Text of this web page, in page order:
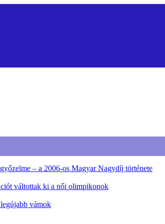
– a 2006-os Magyar Nagydíj története
váltottak ki a női olimpikonok
vámok